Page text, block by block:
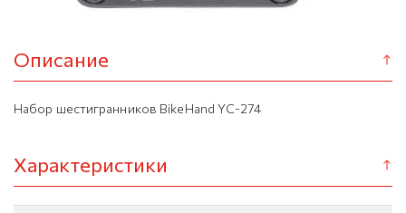
Описание
Набор шестигранников BikeHand YC-274
Характеристики